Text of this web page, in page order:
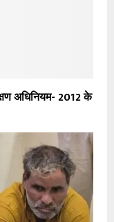
अधिनियम- 2012 के